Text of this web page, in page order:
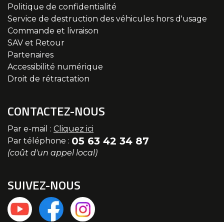
Politique de confidentialité
Service de destruction des véhicules hors d'usage
Commande et livraison
SAV et Retour
Partenaires
Accessibilité numérique
Droit de rétractation
CONTACTEZ-NOUS
Par e-mail : Cliquez ici
Par téléphone : 05 63 42 34 87
(coût d'un appel local)
SUIVEZ-NOUS